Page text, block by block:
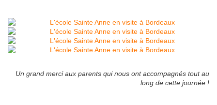
Un grand merci aux parents qui nous ont accompagnés tout au
long de cette journée !